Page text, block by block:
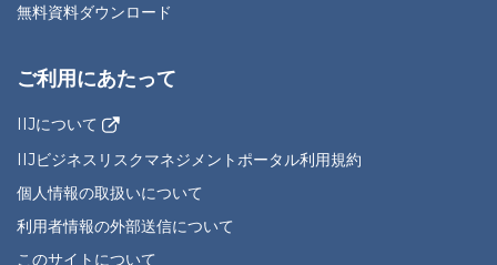
無料資料ダウンロード
ご利用にあたって
IIJについて
IIJビジネスリスクマネジメントポータル利用規約
個人情報の取扱いについて
利用者情報の外部送信について
このサイトについて